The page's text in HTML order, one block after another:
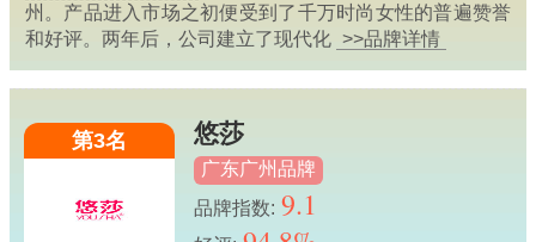
州。产品进入市场之初便受到了千万时尚女性的普遍赞誉
和好评。两年后，公司建立了现代化 >>品牌详情
第3名 悠莎
广东广州品牌
品牌指数: 9.1